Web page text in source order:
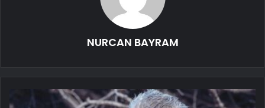
NURCAN BAYRAM